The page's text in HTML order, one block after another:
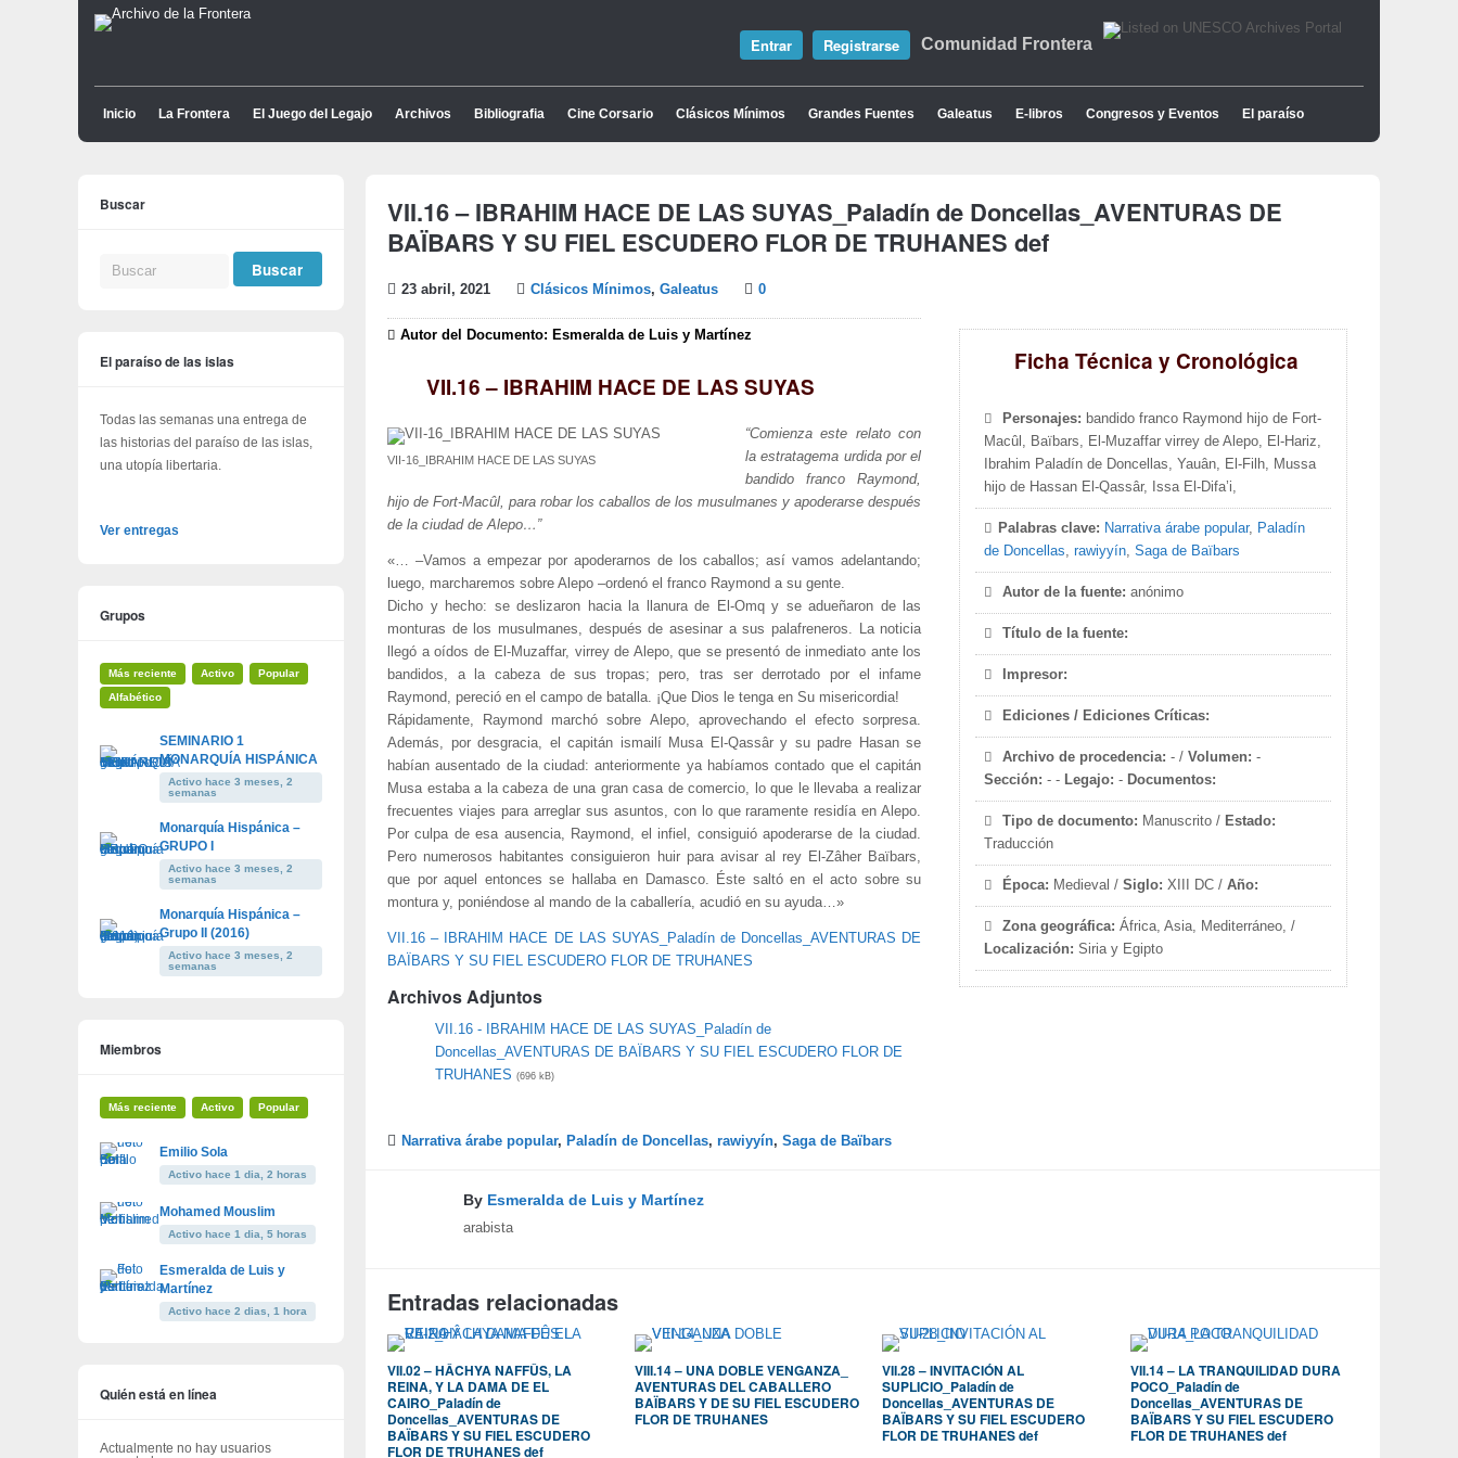
Comunidad Frontera
Entrar Registrarse
Inicio La Frontera El Juego del Legajo Archivos Bibliografia Cine Corsario Clásicos Mínimos Grandes Fuentes Galeatus E-libros Congresos y Eventos El paraíso
VII.16 – IBRAHIM HACE DE LAS SUYAS_Paladín de Doncellas_AVENTURAS DE
BAÏBARS Y SU FIEL ESCUDERO FLOR DE TRUHANES def
23 abril, 2021 Clásicos Mínimos, Galeatus 0
Autor del Documento: Esmeralda de Luis y Martínez
VII.16 – IBRAHIM HACE DE LAS SUYAS
VII-16_IBRAHIM HACE DE LAS SUYAS
“Comienza este relato con
la estratagema urdida por el
bandido franco Raymond,
hijo de Fort-Macûl, para robar los caballos de los musulmanes y apoderarse después
de la ciudad de Alepo…”
«… –Vamos a empezar por apoderarnos de los caballos; así vamos adelantando;
luego, marcharemos sobre Alepo –ordenó el franco Raymond a su gente.
Dicho y hecho: se deslizaron hacia la llanura de El-Omq y se adueñaron de las
monturas de los musulmanes, después de asesinar a sus palafreneros. La noticia
llegó a oídos de El-Muzaffar, virrey de Alepo, que se presentó de inmediato ante los
bandidos, a la cabeza de sus tropas; pero, tras ser derrotado por el infame
Raymond, pereció en el campo de batalla. ¡Que Dios le tenga en Su misericordia!
Rápidamente, Raymond marchó sobre Alepo, aprovechando el efecto sorpresa.
Además, por desgracia, el capitán ismailí Musa El-Qassâr y su padre Hasan se
habían ausentado de la ciudad: anteriormente ya habíamos contado que el capitán
Musa estaba a la cabeza de una gran casa de comercio, lo que le llevaba a realizar
frecuentes viajes para arreglar sus asuntos, con lo que raramente residía en Alepo.
Por culpa de esa ausencia, Raymond, el infiel, consiguió apoderarse de la ciudad.
Pero numerosos habitantes consiguieron huir para avisar al rey El-Zâher Baïbars,
que por aquel entonces se hallaba en Damasco. Éste saltó en el acto sobre su
montura y, poniéndose al mando de la caballería, acudió en su ayuda…»
VII.16 – IBRAHIM HACE DE LAS SUYAS_Paladín de Doncellas_AVENTURAS DE
BAÏBARS Y SU FIEL ESCUDERO FLOR DE TRUHANES
Archivos Adjuntos
VII.16 - IBRAHIM HACE DE LAS SUYAS_Paladín de
Doncellas_AVENTURAS DE BAÏBARS Y SU FIEL ESCUDERO FLOR DE
TRUHANES (696 kB)
Ficha Técnica y Cronológica
Personajes: bandido franco Raymond hijo de Fort-
Macûl, Baïbars, El-Muzaffar virrey de Alepo, El-Hariz,
Ibrahim Paladín de Doncellas, Yauân, El-Filh, Mussa
hijo de Hassan El-Qassâr, Issa El-Difa’i,
Palabras clave: Narrativa árabe popular, Paladín
de Doncellas, rawiyyín, Saga de Baïbars
Autor de la fuente: anónimo
Título de la fuente:
Impresor:
Ediciones / Ediciones Críticas:
Archivo de procedencia: - / Volumen: -
Sección: - - Legajo: - Documentos:
Tipo de documento: Manuscrito / Estado:
Traducción
Época: Medieval / Siglo: XIII DC / Año:
Zona geográfica: África, Asia, Mediterráneo, /
Localización: Siria y Egipto
Narrativa árabe popular, Paladín de Doncellas, rawiyyín, Saga de Baïbars
By Esmeralda de Luis y Martínez
arabista
Entradas relacionadas
VII.02 – HÂCHYA NAFFÛS, LA
REINA, Y LA DAMA DE EL
CAIRO_Paladín de
Doncellas_AVENTURAS DE
BAÏBARS Y SU FIEL ESCUDERO
FLOR DE TRUHANES def
VIII.14 – UNA DOBLE VENGANZA_
AVENTURAS DEL CABALLERO
BAÏBARS Y DE SU FIEL ESCUDERO
FLOR DE TRUHANES
VII.28 – INVITACIÓN AL
SUPLICIO_Paladín de
Doncellas_AVENTURAS DE
BAÏBARS Y SU FIEL ESCUDERO
FLOR DE TRUHANES def
VII.14 – LA TRANQUILIDAD DURA
POCO_Paladín de
Doncellas_AVENTURAS DE
BAÏBARS Y SU FIEL ESCUDERO
FLOR DE TRUHANES def
Buscar
El paraíso de las islas
Todas las semanas una entrega de
las historias del paraíso de las islas,
una utopía libertaria.
Ver entregas
Grupos
Más reciente Activo
Popular
Alfabético
SEMINARIO 1
MONARQUÍA HISPÁNICA
Activo hace 3 meses, 2
semanas
Monarquía Hispánica –
GRUPO I
Activo hace 3 meses, 2
semanas
Monarquía Hispánica –
Grupo II (2016)
Activo hace 3 meses, 2
semanas
Miembros
Más reciente Activo Popular
Emilio Sola
Activo hace 1 dia, 2 horas
Mohamed Mouslim
Activo hace 1 dia, 5 horas
Esmeralda de Luis y
Martínez
Activo hace 2 dias, 1 hora
Quién está en línea
Actualmente no hay usuarios